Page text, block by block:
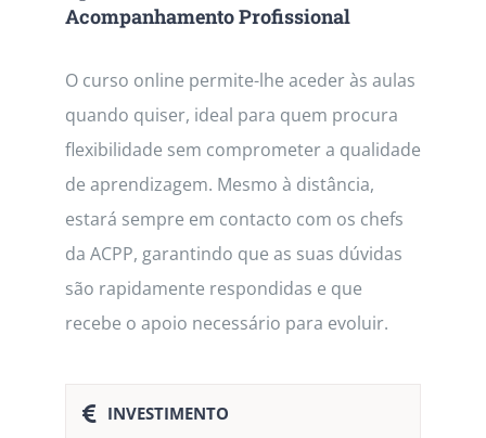
Acompanhamento Profissional
O curso online permite-lhe aceder às aulas
quando quiser, ideal para quem procura
flexibilidade sem comprometer a qualidade
de aprendizagem. Mesmo à distância,
estará sempre em contacto com os chefs
da ACPP, garantindo que as suas dúvidas
são rapidamente respondidas e que
recebe o apoio necessário para evoluir.
INVESTIMENTO